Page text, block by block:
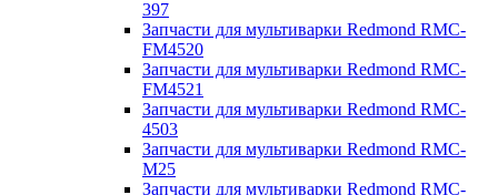
397
Запчасти для мультиварки Redmond RMC-
FM4520
Запчасти для мультиварки Redmond RMC-
FM4521
Запчасти для мультиварки Redmond RMC-
4503
Запчасти для мультиварки Redmond RMC-
M25
Запчасти для мультиварки Redmond RMC-